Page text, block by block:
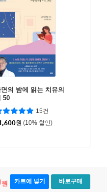
면의 밤에 읽는 치유의
50
15건
원 (10% 할인)
원 카트에 넣기 바로구매